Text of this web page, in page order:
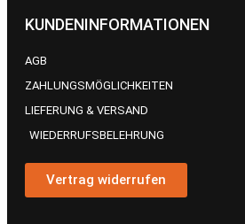
KUNDENINFORMATIONEN
AGB
ZAHLUNGSMÖGLICHKEITEN
LIEFERUNG & VERSAND
WIEDERRUFSBELEHRUNG
Vertrag widerrufen